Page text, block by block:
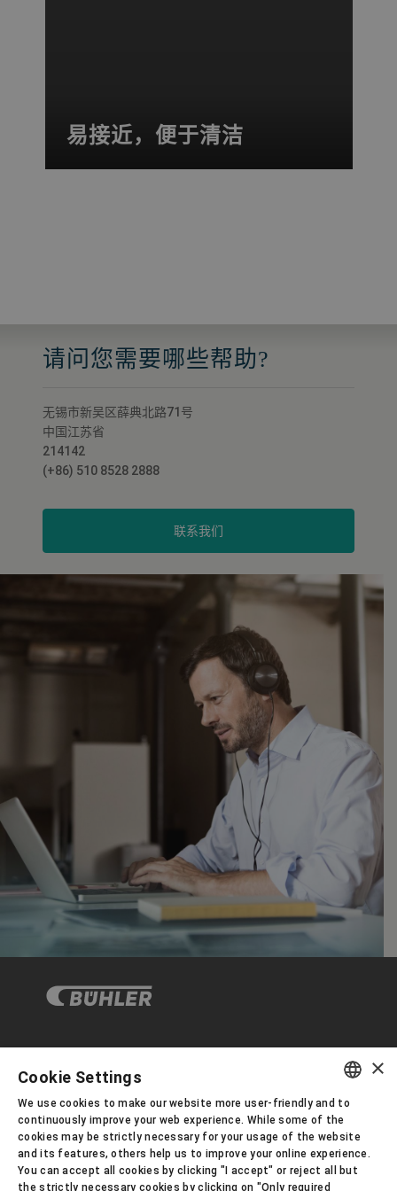
易接近，便于清洁
请问您需要哪些帮助?
无锡市新吴区薛典北路71号
中国江苏省
214142
(+86) 510 8528 2888
联系我们
企业与合规
关于布勒
ENGLISH
GERMAN
×
Cookie Settings
We use cookies to make our website more user-friendly and to
continuously improve your web experience. While some of the
cookies may be strictly necessary for your usage of the website
and its features, others help us to improve your online experience.
You can accept all cookies by clicking "I accept" or reject all but
the strictly necessary cookies by clicking on "Only required